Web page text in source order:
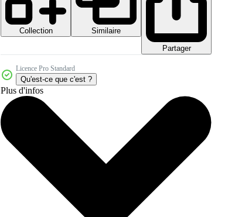
Collection
Similaire
Partager
Licence Pro Standard
Qu'est-ce que c'est ?
Plus d'infos